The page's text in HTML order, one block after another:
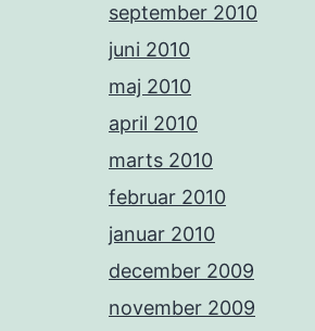
september 2010
juni 2010
maj 2010
april 2010
marts 2010
februar 2010
januar 2010
december 2009
november 2009